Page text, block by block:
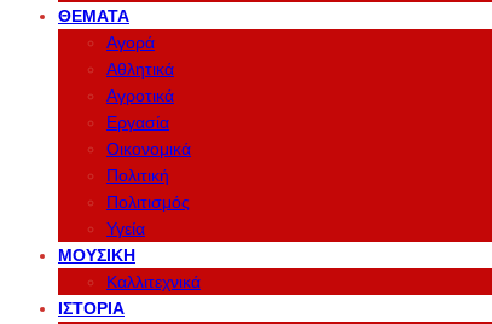
ΘΈΜΑΤΑ
Αγορά
Αθλητικά
Αγροτικά
Εργασία
Οικονομικά
Πολιτική
Πολιτισμός
Υγεία
ΜΟΥΣΙΚΉ
Καλλιτεχνικά
ΙΣΤΟΡΊΑ